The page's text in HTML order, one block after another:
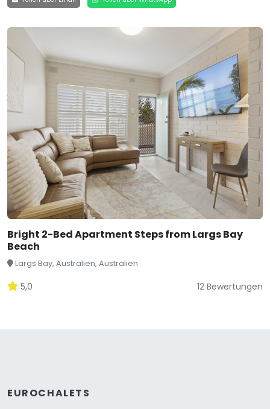
Bright 2-Bed Apartment Steps from Largs Bay
Beach
Largs Bay, Australien, Australien
5,0 12 Bewertungen
EUROCHALETS